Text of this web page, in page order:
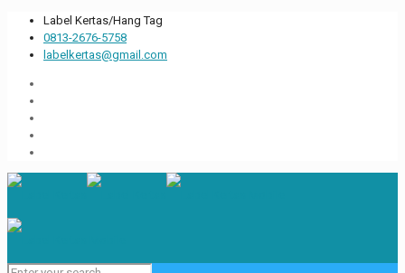
Label Kertas/Hang Tag
0813-2676-5758
labelkertas@gmail.com